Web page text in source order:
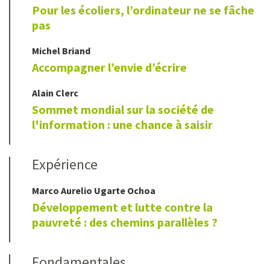
Pour les écoliers, l’ordinateur ne se fâche
pas
Michel Briand
Accompagner l’envie d’écrire
Alain Clerc
Sommet mondial sur la société de
l'information : une chance à saisir
Expérience
Marco Aurelio Ugarte Ochoa
Développement et lutte contre la
pauvreté : des chemins parallèles ?